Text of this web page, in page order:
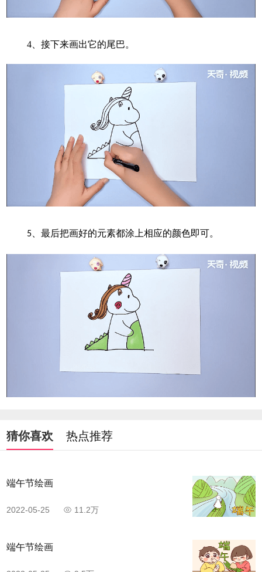
4、接下来画出它的尾巴。
5、最后把画好的元素都涂上相应的颜色即可。
猜你喜欢 热点推荐
端午节绘画
2022-05-25 11.2万
端午节绘画